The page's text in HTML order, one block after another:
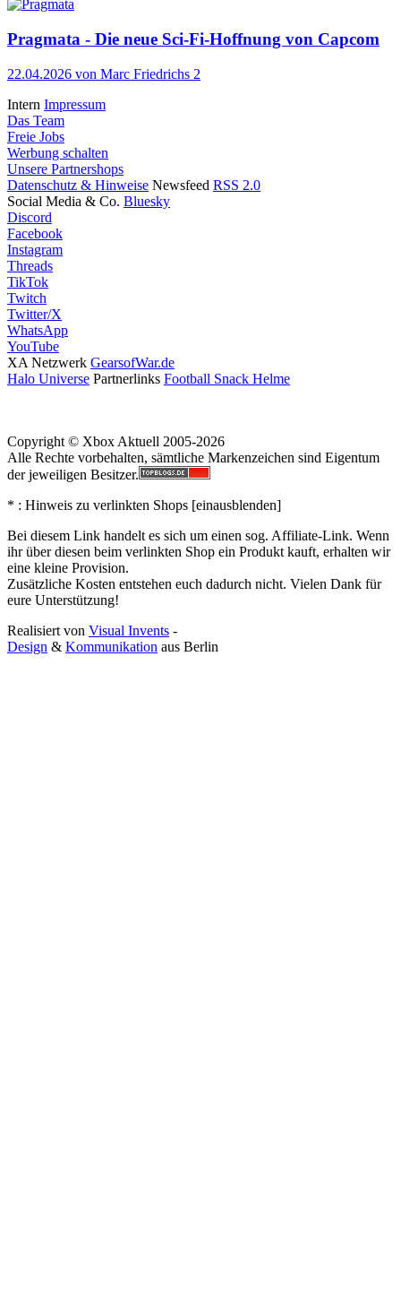
Pragmata - Die neue Sci-Fi-Hoffnung von Capcom
22.04.2026 von Marc Friedrichs 2
Intern Impressum
Das Team
Freie Jobs
Werbung schalten
Unsere Partnershops
Datenschutz & Hinweise Newsfeed RSS 2.0
Social Media & Co. Bluesky
Discord
Facebook
Instagram
Threads
TikTok
Twitch
Twitter/X
WhatsApp
YouTube
XA Netzwerk GearsofWar.de
Halo Universe Partnerlinks Football Snack Helme
Copyright © Xbox Aktuell 2005-2026
Alle Rechte vorbehalten, sämtliche Markenzeichen sind Eigentum
der jeweiligen Besitzer.
* : Hinweis zu verlinkten Shops [einausblenden]
Bei diesem Link handelt es sich um einen sog. Affiliate-Link. Wenn
ihr über diesen beim verlinkten Shop ein Produkt kauft, erhalten wir
eine kleine Provision.
Zusätzliche Kosten entstehen euch dadurch nicht. Vielen Dank für
eure Unterstützung!
Realisiert von Visual Invents -
Design & Kommunikation aus Berlin